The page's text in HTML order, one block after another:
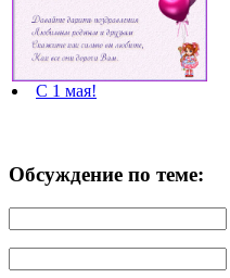
С 1 мая!
Обсуждение по теме: